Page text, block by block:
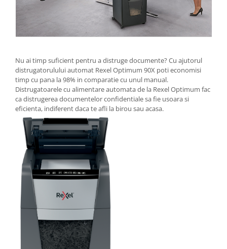
Camasi
Pantaloni
Pantaloni cu pieptar
Impermeabile
Veste
Reflectorizante
Incaltaminte
Incaltaminte de lucru si protectie
Incaltaminte de oras si munte
Echipamente medicale
Manusi de protectie
Accesorii pentru protectia capului
Casti de protectie
Antifoane
Ochelari de protectie si viziere
Masti de protectie respiratorie
Nu ai timp suficient pentru a distruge documente? Cu ajutorul
distrugatorulului automat Rexel Optimum 90X poti economisi
timp cu pana la 98% in comparatie cu unul manual.
Distrugatoarele cu alimentare automata de la Rexel Optimum fac
ca distrugerea documentelor confidentiale sa fie usoara si
eficienta, indiferent daca te afli la birou sau acasa.